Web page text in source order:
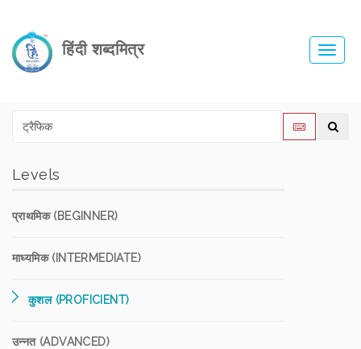
हिंदी शब्दमित्र
Levels
प्राथमिक (BEGINNER)
माध्यमिक (INTERMEDIATE)
कुशल (PROFICIENT)
उन्नत (ADVANCED)